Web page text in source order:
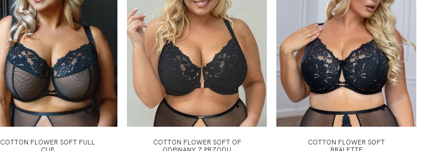
COTTON FLOWER SOFT FULL
COTTON FLOWER SOFT OF
COTTON FLOWER SOFT